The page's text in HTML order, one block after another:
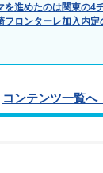
を進めたのは関東の
フロンターレ加入内
コンテンツ一覧へ